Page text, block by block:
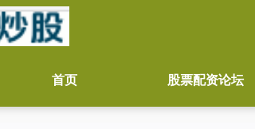
首页 股票配资论坛